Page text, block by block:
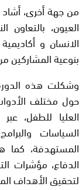
من جهة أخرى، أشاد
العيون،
الانسان و
بنوعية المشاركين
وشكلت هذه الدورة
حول مختلف
العليا للطفل،
السياسات
المستهدفة،
الدفاع، مؤشرات
لتحقيق الأهداف